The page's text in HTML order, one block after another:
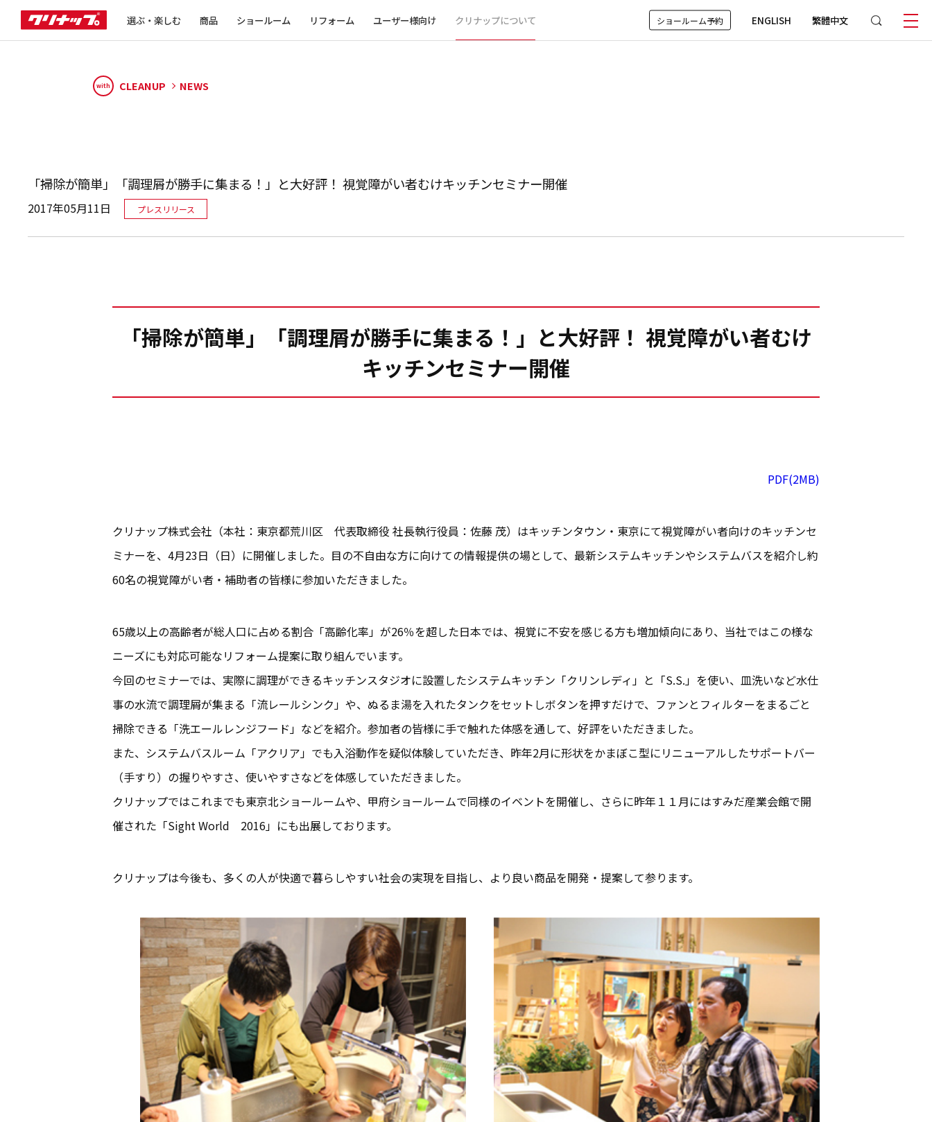
選ぶ・楽しむ 商品 ショールーム リフォーム ユーザー様向け クリナップについて ショールーム予約 ENGLISH 繁體中文
with CLEANUP NEWS
「掃除が簡単」「調理屑が勝手に集まる！」と大好評！ 視覚障がい者むけキッチンセミナー開催
2017年05月11日 プレスリリース
「掃除が簡単」「調理屑が勝手に集まる！」と大好評！ 視覚障がい者むけ
キッチンセミナー開催
PDF(2MB)
クリナップ株式会社（本社：東京都荒川区 代表取締役 社長執行役員：佐藤 茂）はキッチンタウン・東京にて視覚障がい者向けのキッチンセ
ミナーを、4月23日（日）に開催しました。目の不自由な方に向けての情報提供の場として、最新システムキッチンやシステムバスを紹介し約
60名の視覚障がい者・補助者の皆様に参加いただきました。
65歳以上の高齢者が総人口に占める割合「高齢化率」が26％を超した日本では、視覚に不安を感じる方も増加傾向にあり、当社ではこの様な
ニーズにも対応可能なリフォーム提案に取り組んでいます。
今回のセミナーでは、実際に調理ができるキッチンスタジオに設置したシステムキッチン「クリンレディ」と「S.S.」を使い、皿洗いなど水仕
事の水流で調理屑が集まる「流レールシンク」や、ぬるま湯を入れたタンクをセットしボタンを押すだけで、ファンとフィルターをまるごと
掃除できる「洗エールレンジフード」などを紹介。参加者の皆様に手で触れた体感を通して、好評をいただきました。
また、システムバスルーム「アクリア」でも入浴動作を疑似体験していただき、昨年2月に形状をかまぼこ型にリニューアルしたサポートバー
（手すり）の握りやすさ、使いやすさなどを体感していただきました。
クリナップではこれまでも東京北ショールームや、甲府ショールームで同様のイベントを開催し、さらに昨年１１月にはすみだ産業会館で開
催された「Sight World 2016」にも出展しております。
クリナップは今後も、多くの人が快適で暮らしやすい社会の実現を目指し、より良い商品を開発・提案して参ります。